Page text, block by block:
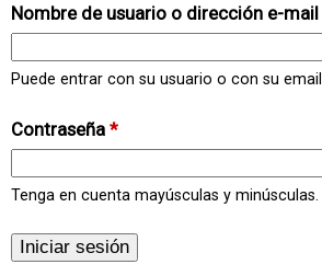
Nombre de usuario o dirección e-mail
Puede entrar con su usuario o con su email.
Contraseña *
Tenga en cuenta mayúsculas y minúsculas.